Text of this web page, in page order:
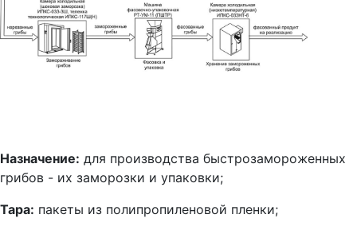
Назначение: для производства быстрозамороженных
грибов - их заморозки и упаковки;
Тара: пакеты из полипропиленовой пленки;